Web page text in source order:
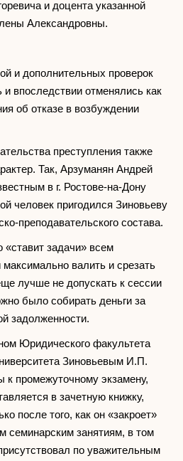
и доцента указанной
Александровны.
и дополнительных проверок
и впоследствии отменялись как
об отказе в возбуждении
преступления также
Так, Арзуманян Андрей
в г. Ростове-на-Дону
человек пригодился Зиновьеву
преподавательского состава.
задачи» всем
валить и срезать
лучше не допускать к сессии
было собирать деньги за
задолженности.
Юридического факультета
Зиновьевым И.П.
к промежуточному экзамену,
в зачетную книжку,
после того, как он «закроет»
семинарским занятиям, в том
по уважительным